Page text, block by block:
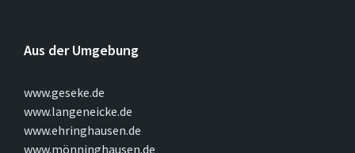
Aus der Umgebung
www.geseke.de
www.langeneicke.de
www.ehringhausen.de
www.mönninghausen.de